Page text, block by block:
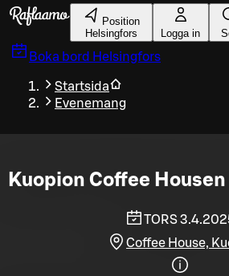
Gå till huvudinnehållet
Position
Helsingfors
Logga in
Boka bord Helsingfors
Startsida
Evenemang
Kuopion Coffee
TORS
Coffee House,